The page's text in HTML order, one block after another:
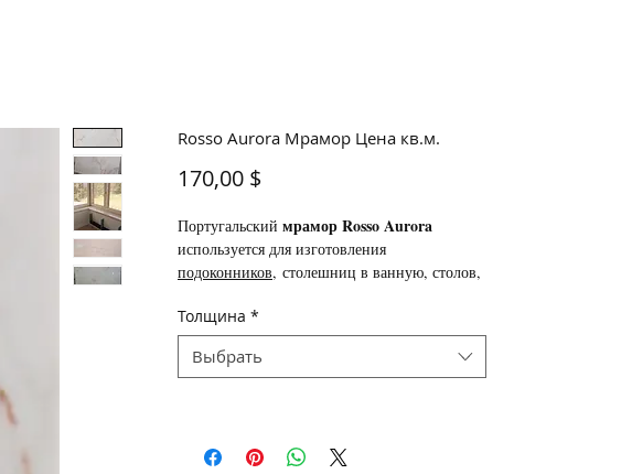
Rosso Aurora Мрамор Цена кв.м.
170,00 $
Португальский мрамор Rosso Aurora
используется для изготовления
подоконников, столешниц в ванную, столов,
облицовки полов, декоративных элементов
наружной и внутренней облицовки, плитки.
Толщина *
Выбрать